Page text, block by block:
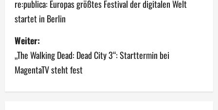
e
i
t
r
a
re:publica: Europas größtes Festival der digitalen Welt
startet in Berlin
Weiter:
„The Walking Dead: Dead City 3“: Starttermin bei
MagentaTV steht fest